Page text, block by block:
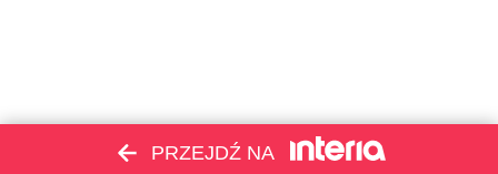
PRZEJDŹ NA